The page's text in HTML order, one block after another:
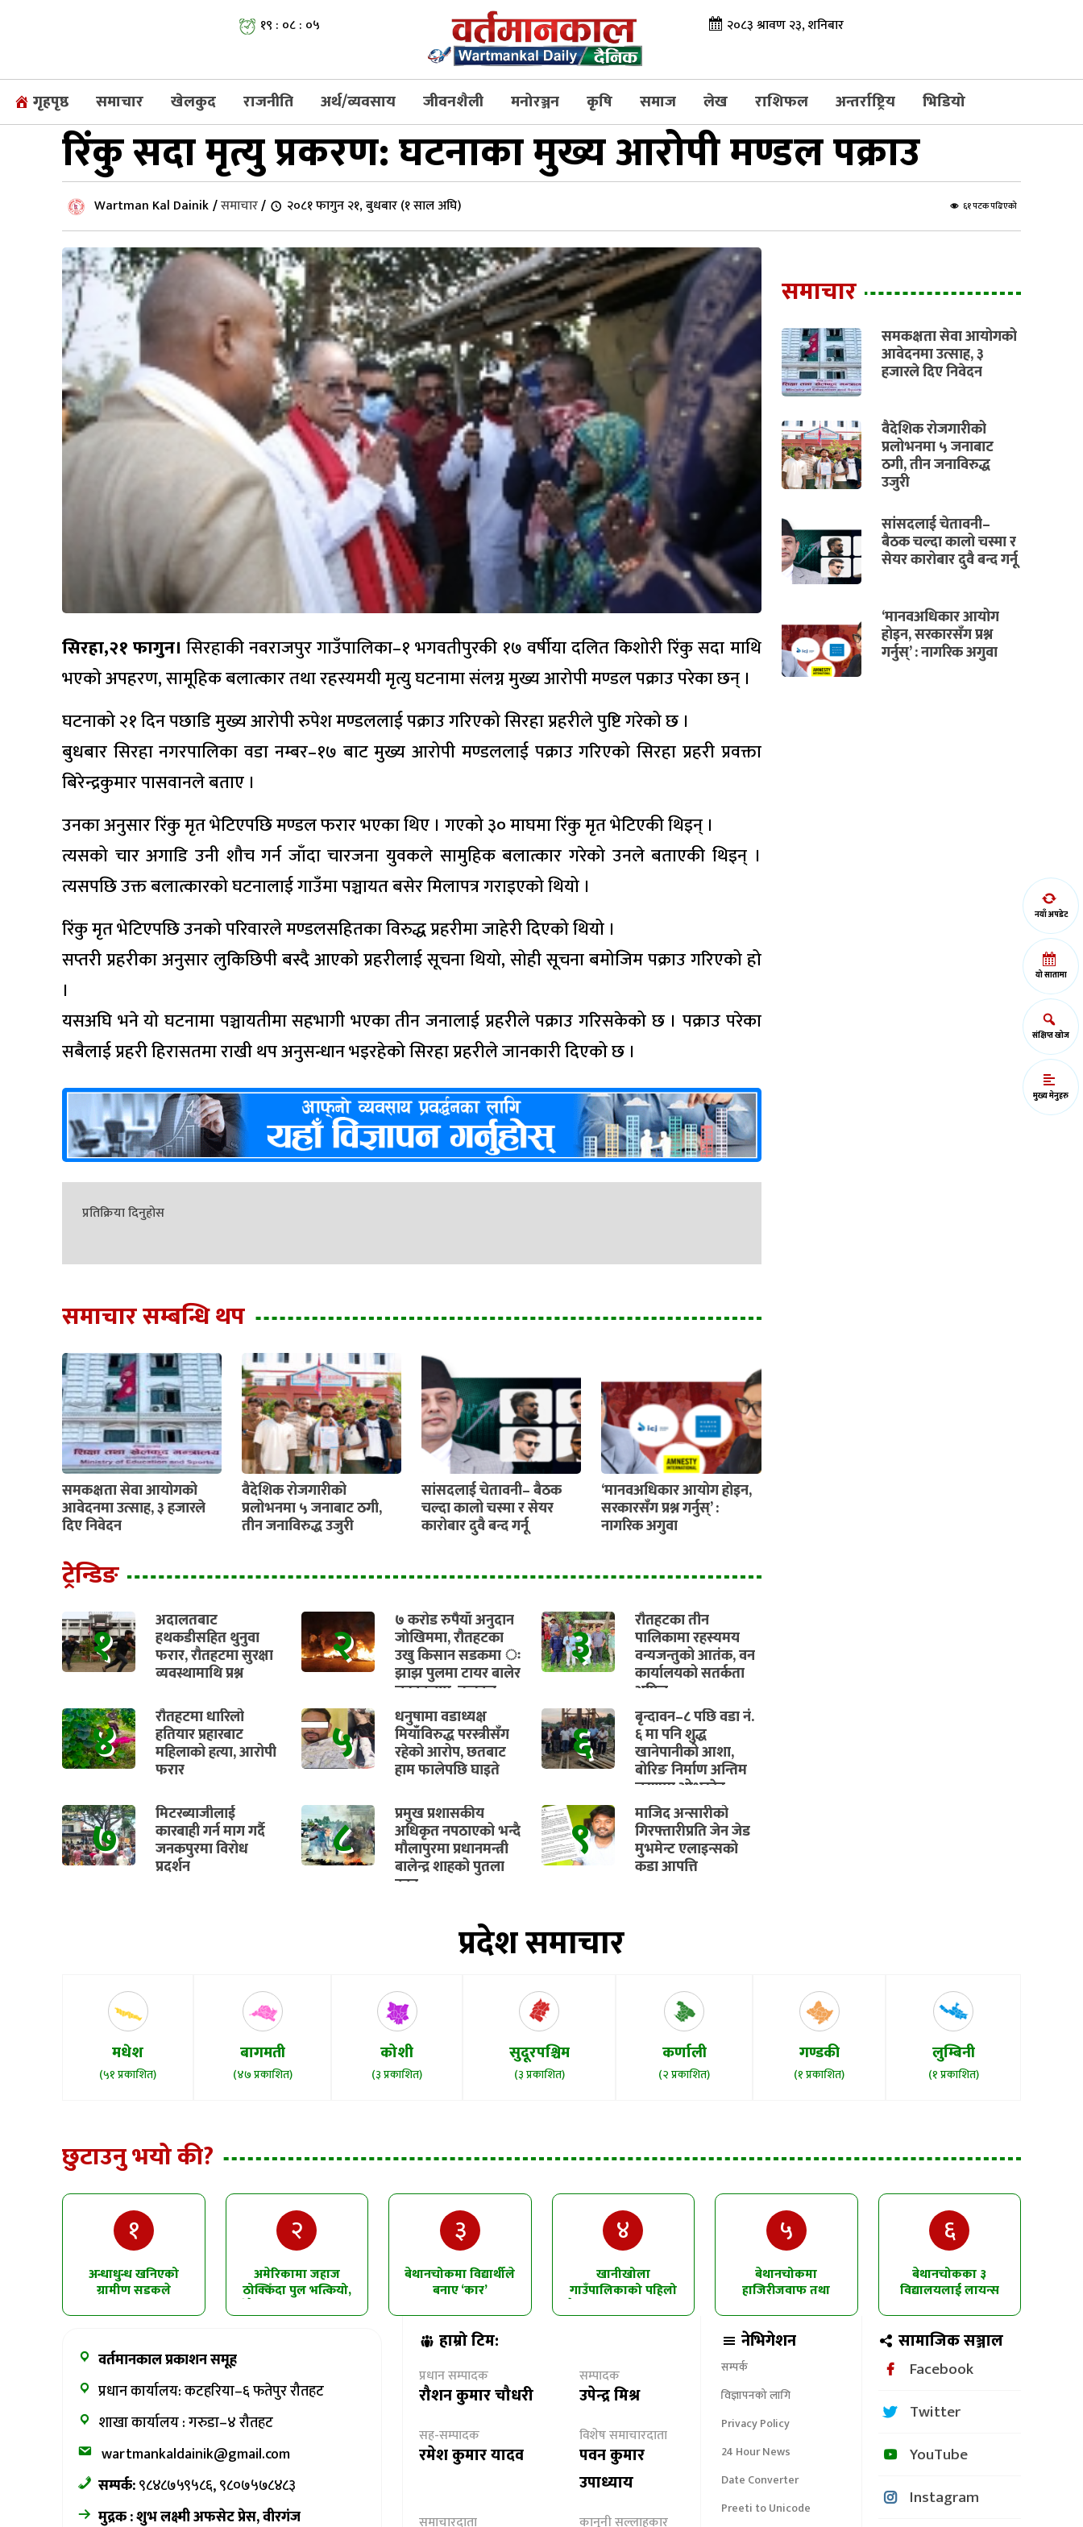
नयाँ अपडेट
यो सातामा
संक्षिप्त खोज
मुख्य मेनुहरु
१९ : ०८ : ०६ २०८३ श्रावण २३, शनिबार
गृहपृष्ठ समाचार खेलकुद राजनीति अर्थ/व्यवसाय जीवनशैली मनोरञ्जन कृषि समाज लेख राशिफल अन्तर्राष्ट्रिय भिडियो
रिंकु सदा मृत्यु प्रकरण: घटनाका मुख्य आरोपी मण्डल पक्राउ
Wartman Kal Dainik/समाचार/ २०८१ फागुन २१, बुधबार (१ साल अघि) ६१ पटक पढिएको
सिरहा,२१ फागुन। सिरहाकी नवराजपुर गाउँपालिका–१ भगवतीपुरकी १७ वर्षीया दलित किशोरी रिंकु सदा माथि
भएको अपहरण, सामूहिक बलात्कार तथा रहस्यमयी मृत्यु घटनामा संलग्न मुख्य आरोपी मण्डल पक्राउ परेका छन् ।
घटनाको २१ दिन पछाडि मुख्य आरोपी रुपेश मण्डललाई पक्राउ गरिएको सिरहा प्रहरीले पुष्टि गरेको छ ।
बुधबार सिरहा नगरपालिका वडा नम्बर–१७ बाट मुख्य आरोपी मण्डललाई पक्राउ गरिएको सिरहा प्रहरी प्रवक्ता
बिरेन्द्रकुमार पासवानले बताए ।
उनका अनुसार रिंकु मृत भेटिएपछि मण्डल फरार भएका थिए । गएको ३० माघमा रिंकु मृत भेटिएकी थिइन् ।
त्यसको चार अगाडि उनी शौच गर्न जाँदा चारजना युवकले सामुहिक बलात्कार गरेको उनले बताएकी थिइन् ।
त्यसपछि उक्त बलात्कारको घटनालाई गाउँमा पञ्चायत बसेर मिलापत्र गराइएको थियो ।
रिंकु मृत भेटिएपछि उनको परिवारले मण्डलसहितका विरुद्ध प्रहरीमा जाहेरी दिएको थियो ।
सप्तरी प्रहरीका अनुसार लुकिछिपी बस्दै आएको प्रहरीलाई सूचना थियो, सोही सूचना बमोजिम पक्राउ गरिएको हो
।
यसअघि भने यो घटनामा पञ्चायतीमा सहभागी भएका तीन जनालाई प्रहरीले पक्राउ गरिसकेको छ । पक्राउ परेका
सबैलाई प्रहरी हिरासतमा राखी थप अनुसन्धान भइरहेको सिरहा प्रहरीले जानकारी दिएको छ ।
प्रतिक्रिया दिनुहोस
समाचार सम्बन्धि थप
समकक्षता सेवा आयोगको
आवेदनमा उत्साह, ३ हजारले
दिए निवेदन
वैदेशिक रोजगारीको
प्रलोभनमा ५ जनाबाट ठगी,
तीन जनाविरुद्ध उजुरी
सांसदलाई चेतावनी– बैठक
चल्दा कालो चस्मा र सेयर
कारोबार दुवै बन्द गर्नू
‘मानवअधिकार आयोग होइन,
सरकारसँग प्रश्न गर्नुस्’ :
नागरिक अगुवा
ट्रेन्डिङ
१ अदालतबाट
हथकडीसहित थुनुवा
फरार, रौतहटमा सुरक्षा
व्यवस्थामाथि प्रश्न २ ७ करोड रुपैयाँ अनुदान
जोखिममा, रौतहटका
उखु किसान सडकमा ः
झाझ पुलमा टायर बालेर
चक्काजाम, तत्काल
भुक्तानी सुनिश्चित गर्न
माग
३ रौतहटका तीन
पालिकामा रहस्यमय
वन्यजन्तुको आतंक, वन
कार्यालयको सतर्कता
अपिल
४ रौतहटमा धारिलो
हतियार प्रहारबाट
महिलाको हत्या, आरोपी
फरार ५ धनुषामा वडाध्यक्ष
मियाँविरुद्ध परस्त्रीसँग
रहेको आरोप, छतबाट
हाम फालेपछि घाइते ६ बृन्दावन–८ पछि वडा नं.
६ मा पनि शुद्ध
खानेपानीको आशा,
बोरिङ निर्माण अन्तिम
चरणमा ओभरहेड
ट्यांकीको काम पनि चाँडै
सुरु हुने
७ मिटरब्याजीलाई
कारबाही गर्न माग गर्दै
जनकपुरमा विरोध
प्रदर्शन ८ प्रमुख प्रशासकीय
अधिकृत नपठाएको भन्दै
मौलापुरमा प्रधानमन्त्री
बालेन्द्र शाहको पुतला
दहन
९ माजिद अन्सारीको
गिरफ्तारीप्रति जेन जेड
मुभमेन्ट एलाइन्सको
कडा आपत्ति
समाचार
समकक्षता सेवा आयोगको
आवेदनमा उत्साह, ३
हजारले दिए निवेदन
वैदेशिक रोजगारीको
प्रलोभनमा ५ जनाबाट
ठगी, तीन जनाविरुद्ध
उजुरी
सांसदलाई चेतावनी–
बैठक चल्दा कालो चस्मा र
सेयर कारोबार दुवै बन्द गर्नू
‘मानवअधिकार आयोग
होइन, सरकारसँग प्रश्न
गर्नुस्’ : नागरिक अगुवा
प्रदेश समाचार
मधेश
(५१ प्रकाशित)
बागमती
(४७ प्रकाशित)
कोशी
(३ प्रकाशित)
सुदूरपश्चिम
(३ प्रकाशित)
कर्णाली
(२ प्रकाशित)
गण्डकी
(१ प्रकाशित)
लुम्बिनी
(१ प्रकाशित)
छुटाउनु भयो की?
१
अन्धाधुन्ध खनिएको
ग्रामीण सडकले
खसेको शंका
२
अमेरिकामा जहाज
ठोक्किँदा पुल भत्कियो,
धेरै सवारीसाधन पानीमा
खसे
३
बेथानचोकमा विद्यार्थीले
बनाए ‘कार’
४
खानीखोला
गाउँपालिकाको पहिलो
त्रैमासिक समीक्षा सम्पन्न
५
बेथानचोकमा
हाजिरीजवाफ तथा
६
बेथानचोकका ३
विद्यालयलाई लायन्स
वर्तमानकाल प्रकाशन समूह
प्रधान कार्यालय: कटहरिया–६ फतेपुर रौतहट
शाखा कार्यालय : गरुडा–४ रौतहट
wartmankaldainik@gmail.com
सम्पर्क:९८४८७५९५८६, ९८०७५७८४८३
मुद्रक : शुभ लक्ष्मी अफसेट प्रेस, वीरगंज
हाम्रो टिम:
प्रधान सम्पादक
रौशन कुमार चौधरी
सम्पादक
उपेन्द्र मिश्र
सह-सम्पादक
रमेश कुमार यादव
विशेष समाचारदाता
पवन कुमार
उपाध्याय
समाचारदाता कानुनी सल्लाहकार
नेभिगेशन
सम्पर्क
विज्ञापनको लागि
Privacy Policy
24 Hour News
Date Converter
Preeti to Unicode
सामाजिक सञ्जाल
Facebook
Twitter
YouTube
Instagram